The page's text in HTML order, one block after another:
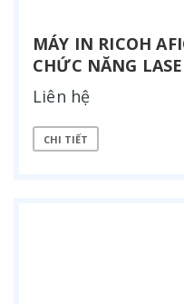
MÁY IN RICOH
CHỨC NĂNG
Liên hệ
CHI TIẾT